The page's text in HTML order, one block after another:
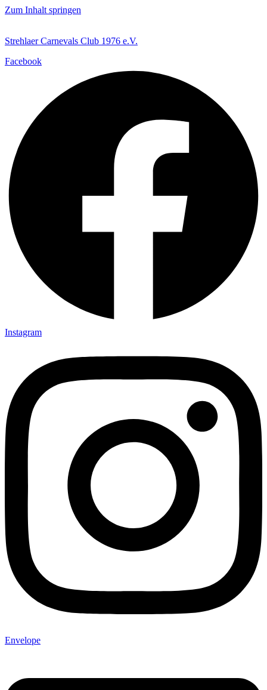
Zum Inhalt springen
Strehlaer Carnevals Club 1976 e.V.
Facebook
Instagram
Envelope